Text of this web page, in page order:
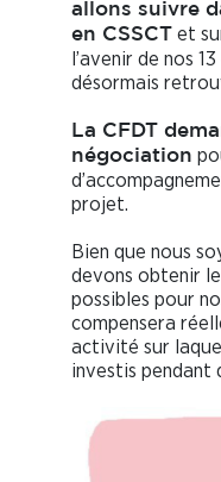
allons suivre
en CSSCT
et
l’avenir de nos
désormais
La CFDT
négociation
projet.
Bien que nous
devons obtenir
possibles pour
compensera
activité sur
investis pendant